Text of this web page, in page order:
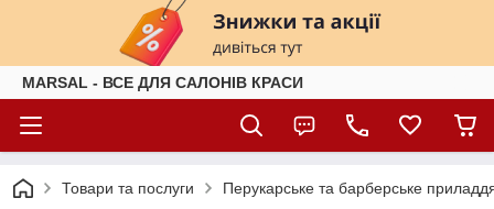
MARSAL - ВСЕ ДЛЯ САЛОНІВ КРАСИ
Товари та послуги Перукарське та барберське